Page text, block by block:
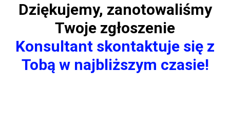
Dziękujemy, zanotowaliśmy
Twoje zgłoszenie
Konsultant skontaktuje się z
Tobą w najbliższym czasie!